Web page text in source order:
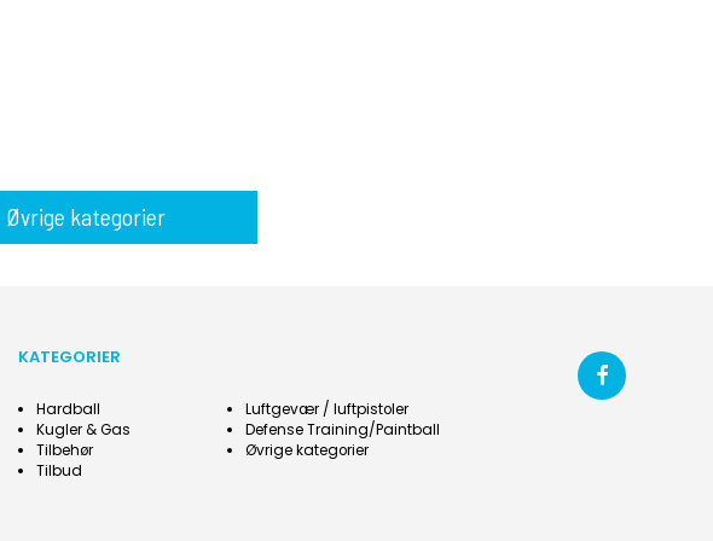
Øvrige kategorier
KATEGORIER
Hardball
Kugler & Gas
Tilbehør
Tilbud
Luftgevær / luftpistoler
Defense Training/Paintball
Øvrige kategorier